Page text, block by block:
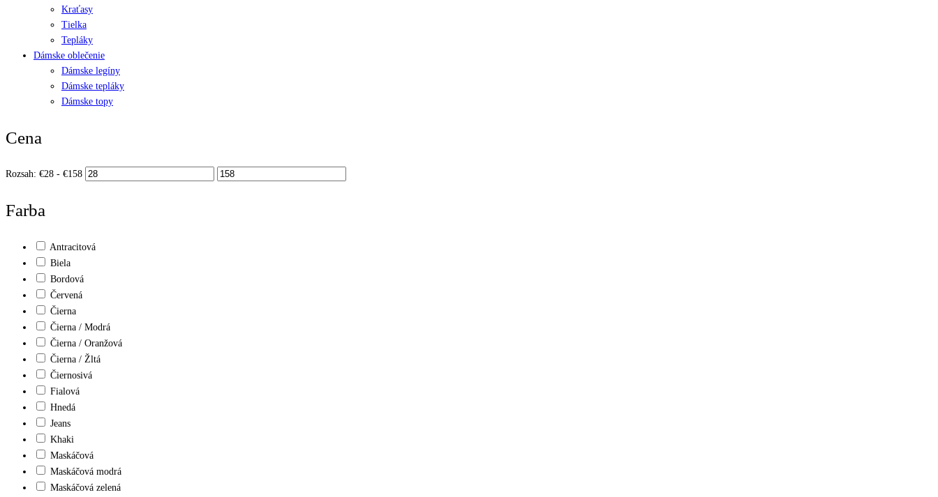
Kraťasy
Tielka
Tepláky
Dámske oblečenie
Dámske legíny
Dámske tepláky
Dámske topy
Cena
Rozsah: €28 - €158
Farba
Antracitová
Biela
Bordová
Červená
Čierna
Čierna / Modrá
Čierna / Oranžová
Čierna / Žltá
Čiernosivá
Fialová
Hnedá
Jeans
Khaki
Maskáčová
Maskáčová modrá
Maskáčová zelená